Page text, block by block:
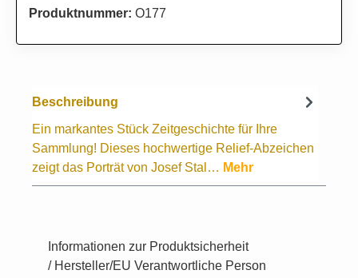
Produktnummer: O177
Beschreibung
Ein markantes Stück Zeitgeschichte für Ihre
Sammlung! Dieses hochwertige Relief-Abzeichen
zeigt das Porträt von Josef Stal… Mehr
Informationen zur Produktsicherheit
/ Hersteller/EU Verantwortliche Person